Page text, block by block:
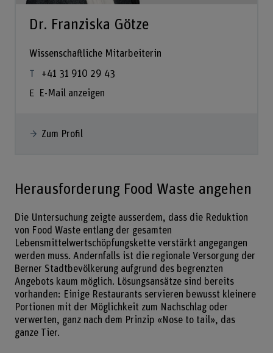
Dr. Franziska Götze
Wissenschaftliche Mitarbeiterin
+41 31 910 29 43
E-Mail anzeigen
Zum Profil
Herausforderung Food Waste angehen
Die Untersuchung zeigte ausserdem, dass die Reduktion
von Food Waste entlang der gesamten
Lebensmittelwertschöpfungskette verstärkt angegangen
werden muss. Andernfalls ist die regionale Versorgung der
Berner Stadtbevölkerung aufgrund des begrenzten
Angebots kaum möglich. Lösungsansätze sind bereits
vorhanden: Einige Restaurants servieren bewusst kleinere
Portionen mit der Möglichkeit zum Nachschlag oder
verwerten, ganz nach dem Prinzip «Nose to tail», das
ganze Tier.